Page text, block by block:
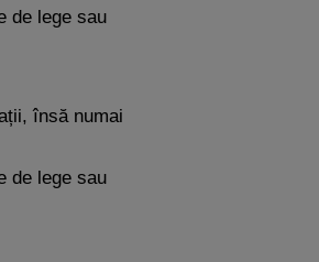
de lege sau
însă numai
de lege sau